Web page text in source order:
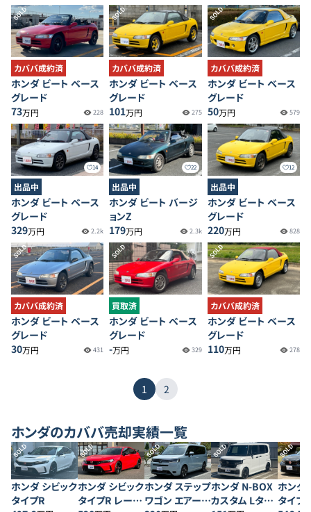
SOLD
カババ成約済
ホンダ ビート ベース
グレード
73万円 228
SOLD
カババ成約済
ホンダ ビート ベース
グレード
101万円 275
SOLD
カババ成約済
ホンダ ビート ベース
グレード
50万円 579
14
出品中
ホンダ ビート ベース
グレード
329万円 2.2k
22
出品中
ホンダ ビート バージ
ョンZ
179万円 2.3k
12
出品中
ホンダ ビート ベース
グレード
220万円 828
SOLD
カババ成約済
ホンダ ビート ベース
グレード
30万円 431
SOLD
買取済
ホンダ ビート べース
グレード
-万円 329
SOLD
カババ成約済
ホンダ ビート ベース
グレード
110万円 278
1 2
ホンダのカババ売却実績一覧
SOLD
ホンダ シビック
タイプR
SOLD
ホンダ シビック
タイプR レーシ
SOLD
ホンダ ステップ
ワゴン エアー
SOLD
ホンダ N-BOX
カスタム Lター
SOLD
ホンダ
タイプ